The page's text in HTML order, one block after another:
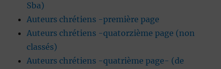
Sba)
Auteurs chrétiens -première page
Auteurs chrétiens -quatorzième page (non
classés)
Auteurs chrétiens -quatrième page- (de